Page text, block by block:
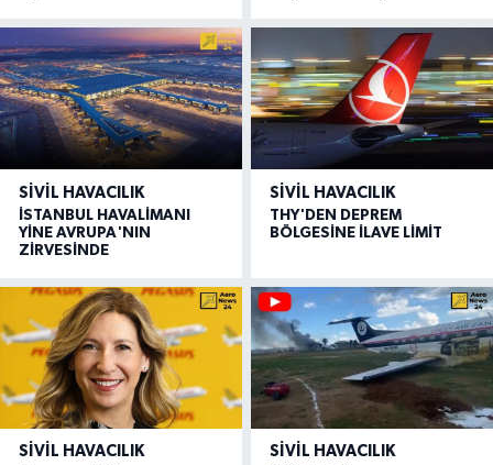
SIVIL HAVACILIK
İSTANBUL HAVALİMANI
YİNE AVRUPA'NIN
ZİRVESİNDE
SIVIL HAVACILIK
THY'DEN DEPREM
BÖLGESİNE İLAVE LİMİT
SIVIL HAVACILIK SIVIL HAVACILIK